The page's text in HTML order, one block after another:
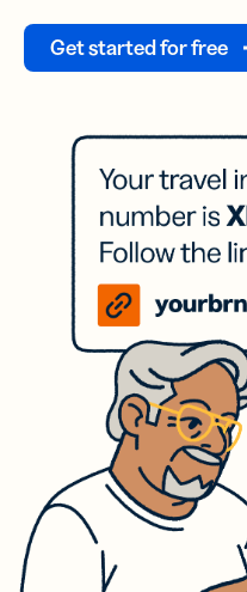
Get started for free